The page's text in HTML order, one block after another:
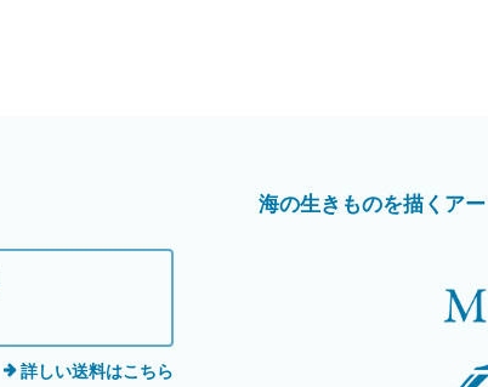
詳しい送料はこちら
海の生きものを描くア